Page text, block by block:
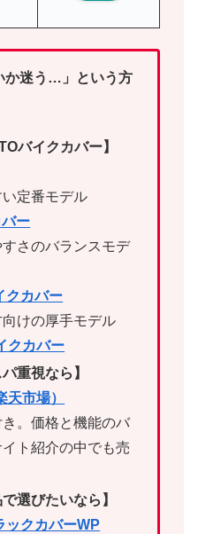
か迷う…」という方
バイクカバー】
定番モデル
ー
さのバランスモデ
クカバー
けの厚手モデル
クカバー
重視なら】
市場）
。価格と機能のバ
ト紹介の中でも売
選びたいなら】
ックカバーWP